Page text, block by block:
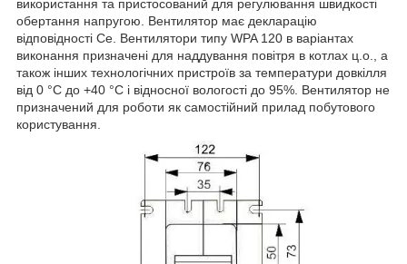
використання та пристосований для регулювання швидкості
обертання напругою. Вентилятор має декларацію
відповідності Се. Вентилятори типу WPA 120 в варіантах
виконання призначені для наддування повітря в котлах ц.о., а
також інших технологічних пристроїв за температури довкілля
від 0 °C до +40 °C і відносної вологості до 95%. Вентилятор не
призначений для роботи як самостійний прилад побутового
користування.